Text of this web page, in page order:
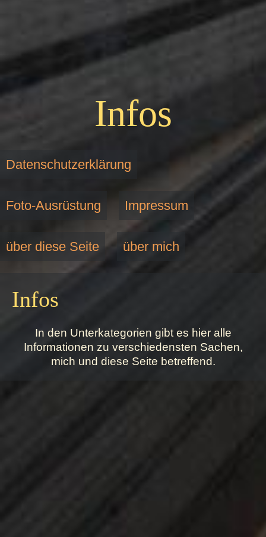
Infos
Datenschutzerklärung
Foto-Ausrüstung Impressum
über diese Seite über mich
Infos
In den Unterkategorien gibt es hier alle
Informationen zu verschiedensten Sachen,
mich und diese Seite betreffend.